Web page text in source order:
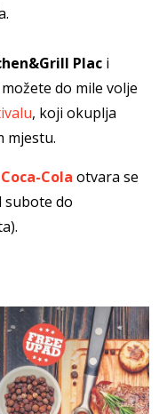
Plac i
do mile volje
, koji okuplja
mjestu.
Cola otvara se
subote do